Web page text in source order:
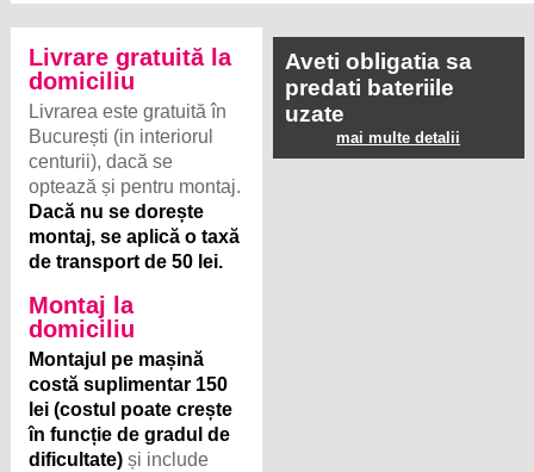
Livrare gratuită la
domiciliu
Livrarea este gratuită în
București (in interiorul
centurii), dacă se
optează și pentru montaj.
Dacă nu se dorește
montaj, se aplică o taxă
de transport de 50 lei.
Montaj la
domiciliu
Montajul pe mașină
costă suplimentar 150
lei (costul poate crește
în funcție de gradul de
dificultate) și include
Aveti obligatia sa
predati bateriile
uzate
mai multe detalii